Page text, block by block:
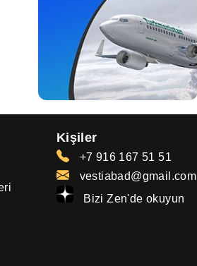
Kişiler
+7 916 167 51 51
vestiabad@gmail.com
Bizi Zen'de okuyun